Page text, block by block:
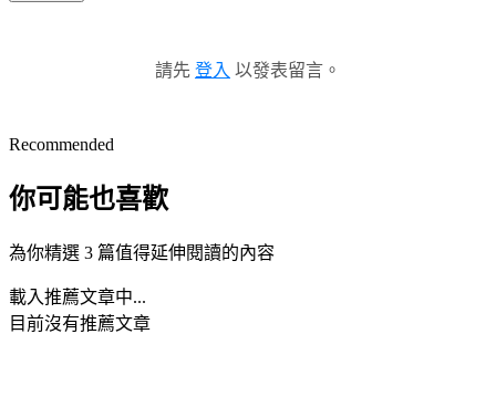
請先 登入 以發表留言。
Recommended
你可能也喜歡
為你精選 3 篇值得延伸閱讀的內容
載入推薦文章中...
目前沒有推薦文章